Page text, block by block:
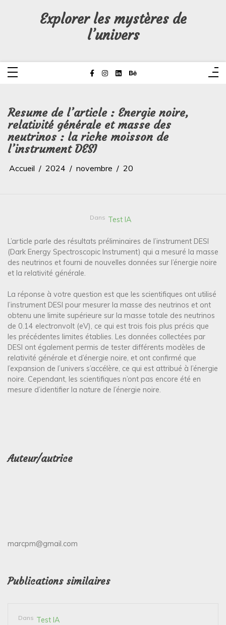
Explorer les mystères de
l’univers
Resume de l’article : Energie noire,
relativité générale et masse des
neutrinos : la riche moisson de
l’instrument DESI
Accueil 2024 novembre 20
Dans Test IA
L’article parle des résultats préliminaires de l’instrument DESI
(Dark Energy Spectroscopic Instrument) qui a mesuré la masse
des neutrinos et fourni de nouvelles données sur l’énergie noire
et la relativité générale.
La réponse à votre question est que les scientifiques ont utilisé
l’instrument DESI pour mesurer la masse des neutrinos et ont
obtenu une limite supérieure sur la masse totale des neutrinos
de 0.14 electronvolt (eV), ce qui est trois fois plus précis que
les précédentes limites établies. Les données collectées par
DESI ont également permis de tester différents modèles de
relativité générale et d’énergie noire, et ont confirmé que
l’expansion de l’univers s’accélère, ce qui est attribué à l’énergie
noire. Cependant, les scientifiques n’ont pas encore été en
mesure d’identifier la nature de l’énergie noire.
Auteur/autrice
marcpm@gmail.com
Publications similaires
Dans Test IA